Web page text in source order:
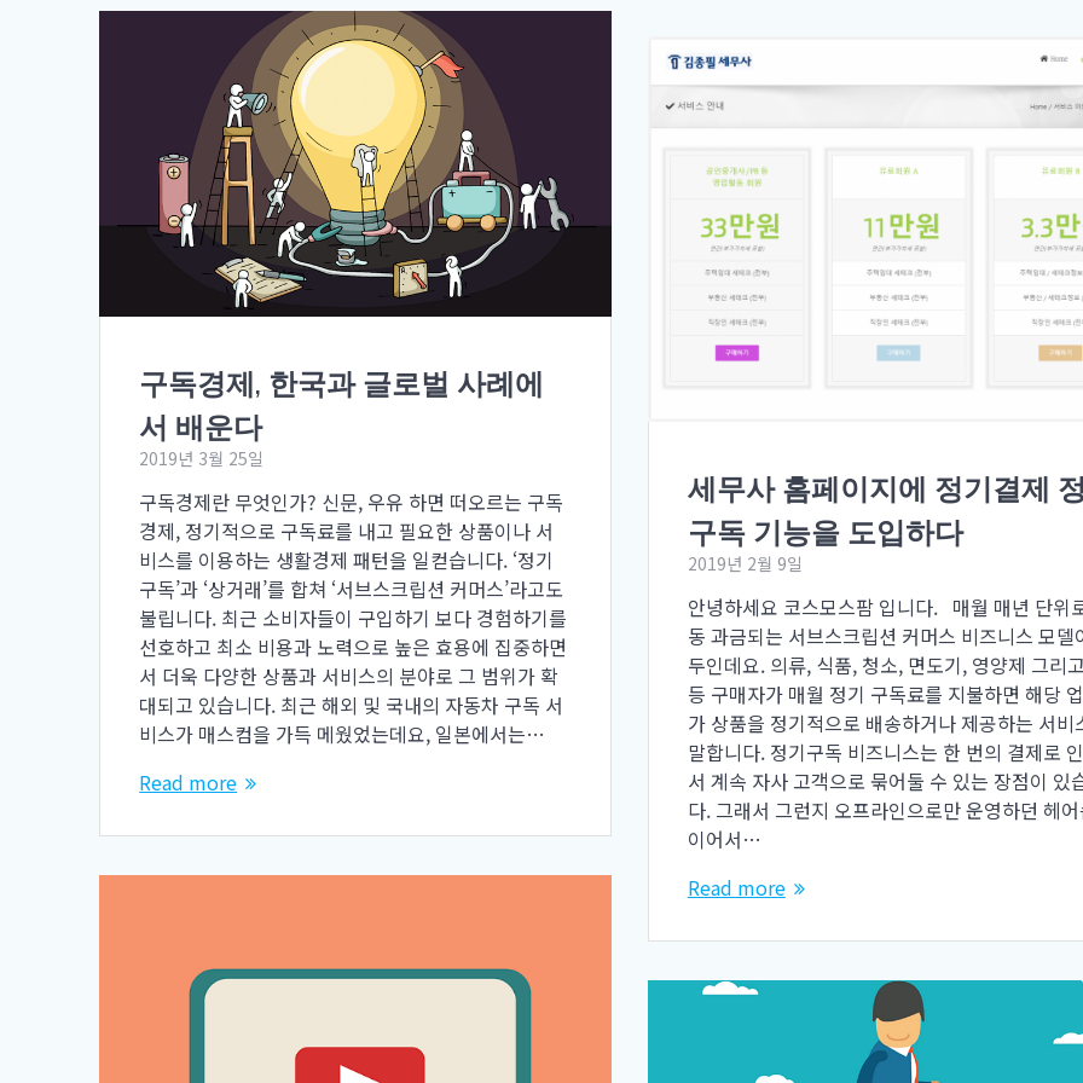
구독경제, 한국과 글로벌 사례에
서 배운다
2019년 3월 25일
구독경제란 무엇인가? 신문, 우유 하면 떠오르는 구독
경제, 정기적으로 구독료를 내고 필요한 상품이나 서
비스를 이용하는 생활경제 패턴을 일컫습니다. ‘정기
구독’과 ‘상거래’를 합쳐 ‘서브스크립션 커머스’라고도
불립니다. 최근 소비자들이 구입하기 보다 경험하기를
선호하고 최소 비용과 노력으로 높은 효용에 집중하면
서 더욱 다양한 상품과 서비스의 분야로 그 범위가 확
대되고 있습니다. 최근 해외 및 국내의 자동차 구독 서
비스가 매스컴을 가득 메웠었는데요, 일본에서는…
Read more
세무사 홈페이지에 정기결제
구독 기능을 도입하다
2019년 2월 9일
안녕하세요 코스모스팜 입니다. 매월 매년 단위
동 과금되는 서브스크립션 커머스 비즈니스 모델
두인데요. 의류, 식품, 청소, 면도기, 영양제 그리
등 구매자가 매월 정기 구독료를 지불하면 해당
가 상품을 정기적으로 배송하거나 제공하는 서비
말합니다. 정기구독 비즈니스는 한 번의 결제로
서 계속 자사 고객으로 묶어둘 수 있는 장점이 있
다. 그래서 그런지 오프라인으로만 운영하던 헤
이어서…
Read more